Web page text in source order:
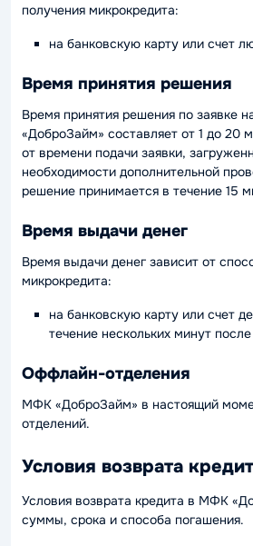
получения микрокредита:
на банковскую карту или счет
Время принятия решения
Время принятия решения по заявке
«ДоброЗайм» составляет от 1 до 20
от времени подачи заявки,
необходимости дополнительной
решение принимается в течение 15
Время выдачи денег
Время выдачи денег зависит от
микрокредита:
на банковскую карту или счет
течение нескольких минут
Оффлайн-отделения
МФК «ДоброЗайм» в настоящий
отделений.
Условия возврата
Условия возврата кредита в МФК
суммы, срока и способа погашения.